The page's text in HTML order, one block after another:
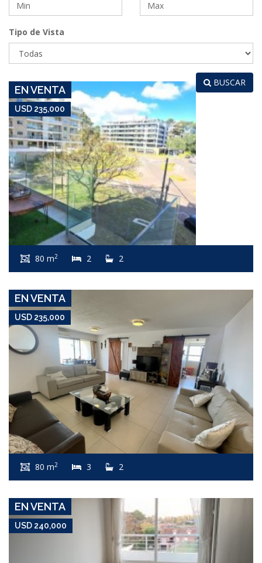
Tipo de Vista
BUSCAR
USD 235,000
Apartamento #8284
EN VENTA
USD 235,000
80 m2 2 2
USD 235,000
Apartamento #8113
ROOSEVELT
EN VENTA
USD 235,000
80 m2 3 2
USD 240,000
Apartamento #8072
ROOSEVELT
EN VENTA
USD 240,000